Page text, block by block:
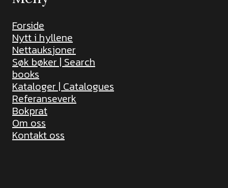
Forside
Nytt i hyllene
Nettauksjoner
Søk bøker | Search
books
Kataloger | Catalogues
Referanseverk
Bokprat
Om oss
Kontakt oss